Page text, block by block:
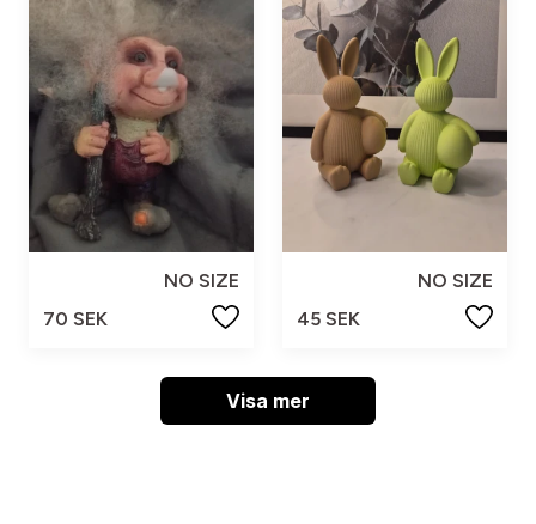
NO SIZE
70 SEK
NO SIZE
45 SEK
Visa mer